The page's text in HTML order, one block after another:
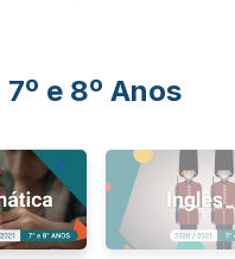
e 8º Anos